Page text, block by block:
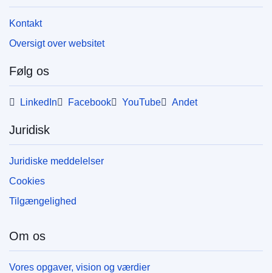
Kontakt
Oversigt over websitet
Følg os
LinkedIn Facebook YouTube Andet
Juridisk
Juridiske meddelelser
Cookies
Tilgængelighed
Om os
Vores opgaver, vision og værdier